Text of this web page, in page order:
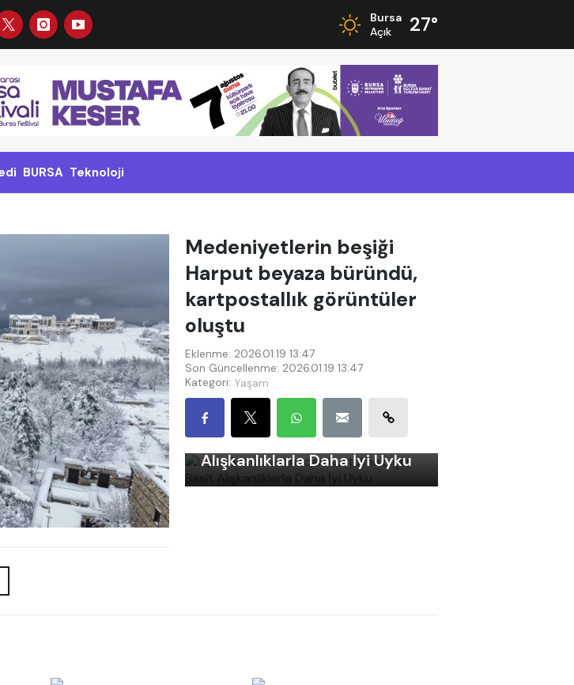
Bursa
Açık
27°
BURSA Teknoloji
Medeniyetlerin beşiği
Harput beyaza büründü,
kartpostallık görüntüler
oluştu
Eklenme: 2026.01.19 13:47
Son Güncellenme: 2026.01.19 13:47
Kategori: Yaşam
Uyku Bozukluklarından
Kurtulmak İçin Basit
Alışkanlıklarla Daha İyi Uyku